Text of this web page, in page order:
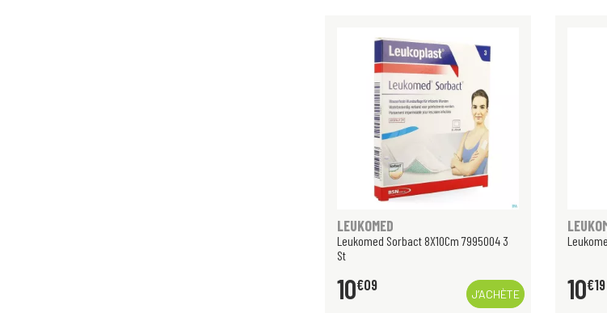
LEUKOMED
Leukomed Sorbact 8X10Cm 7995004 3
St
10€09
J’ACHÈTE 10€19